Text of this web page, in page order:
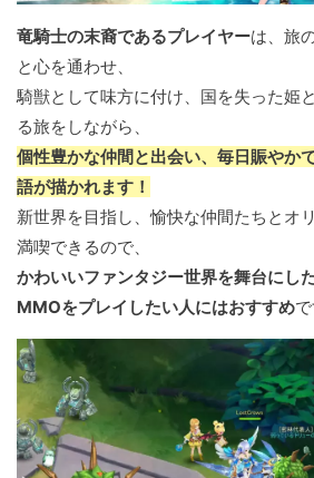
竜騎士の末裔であるプレイヤーは、旅
と心を通わせ、
騎獣として味方に付け、国を失った姫
る旅をしながら、
個性豊かな仲間と出会い、毎日賑やか
語が描かれます！
新世界を目指し、愉快な仲間たちとオ
満喫できるので、
かわいいファンタジー世界を舞台にし
MMOをプレイしたい人にはおすすめで